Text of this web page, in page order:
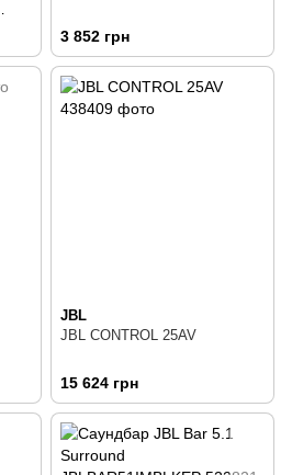
3 852 грн
JBL
JBL CONTROL 25AV
15 624 грн